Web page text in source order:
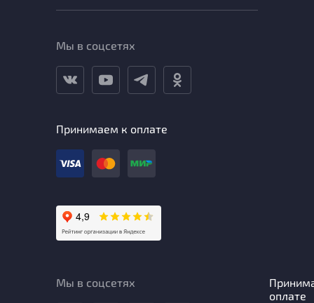
Мы в соцсетях
Принимаем к оплате
Мы в соцсетях
оплате